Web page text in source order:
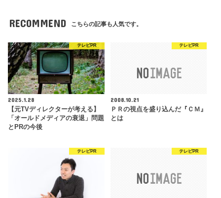
RECOMMEND こちらの記事も人気です。
テレビPR
2025.1.28
【元TVディレクターが考える】
「オールドメディアの衰退」問題
とPRの今後
テレビPR
2008.10.21
ＰＲの視点を盛り込んだ『ＣＭ』
とは
テレビPR テレビPR